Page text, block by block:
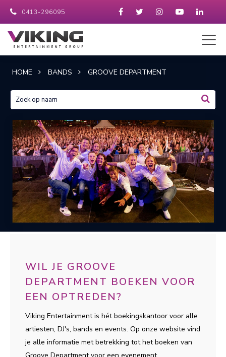
0413-296095
HOME BANDS GROOVE DEPARTMENT
WIL JE GROOVE
DEPARTMENT BOEKEN VOOR
EEN OPTREDEN?
Viking Entertainment is hét boekingskantoor voor alle
artiesten, DJ's, bands en events. Op onze website vind
je alle informatie met betrekking tot het boeken van